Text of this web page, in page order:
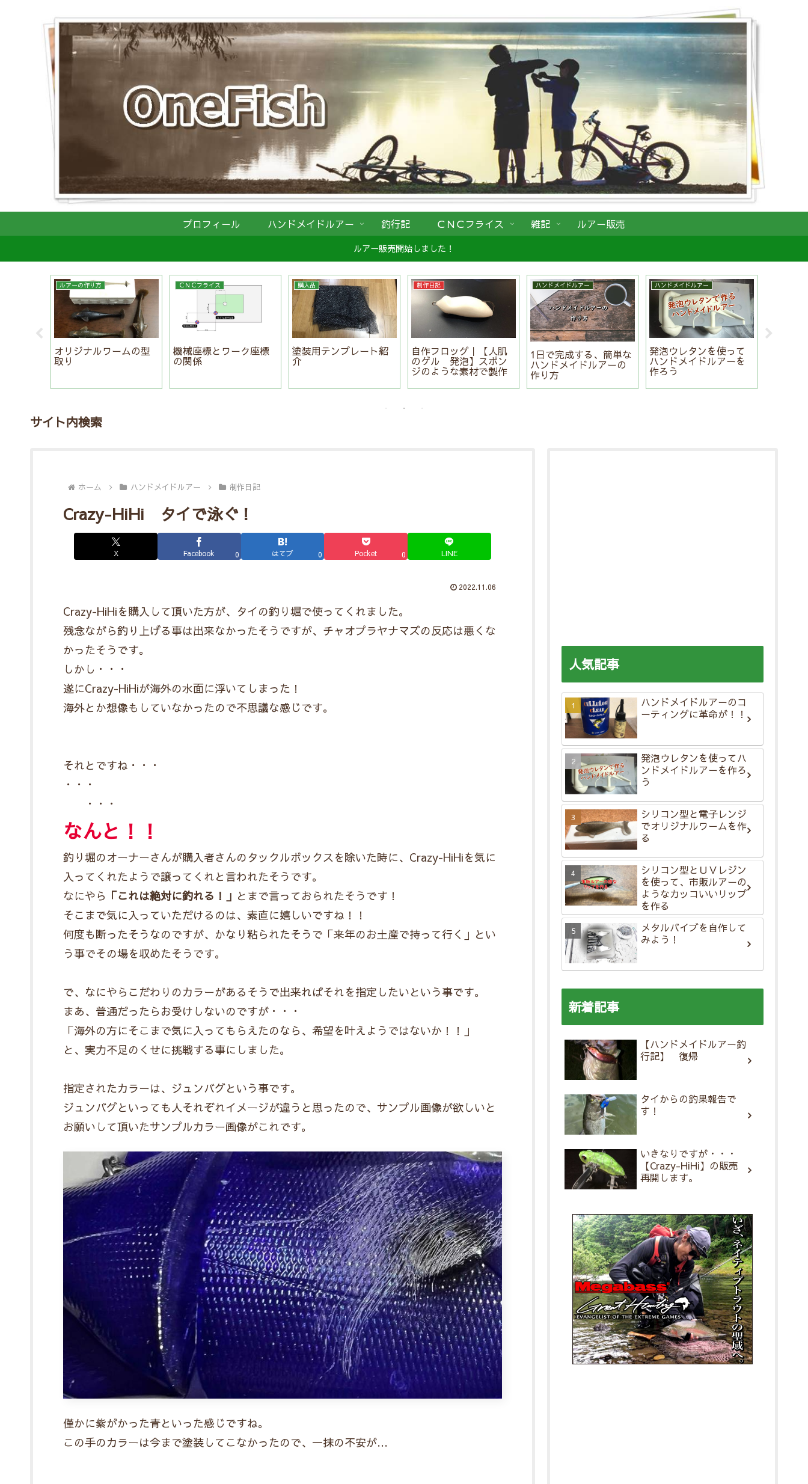
プロフィール ハンドメイドルアー 釣行記 ＣＮＣフライス 雑記 ルアー販売
ルアー販売開始しました！
ルアーの作り方
オリジナルワームの型
取り
ＣＮＣフライス
機械座標とワーク座標
の関係
購入品
塗装用テンプレート紹
介
制作日記
自作フロッグ｜【人肌
のゲル 発泡】スポン
ジのような素材で製作
ハンドメイドルアー
1日で完成する、簡単な
ハンドメイドルアーの
作り方
ハンドメイドルアー
発泡ウレタンを使って
ハンドメイドルアーを
作ろう
サイト内検索
ホーム ハンドメイドルアー 制作日記
Crazy-HiHi タイで泳ぐ！
X Facebook 0 はてブ 0 Pocket 0 LINE
2022.11.06
Crazy-HiHiを購入して頂いた方が、タイの釣り堀で使ってくれました。
残念ながら釣り上げる事は出来なかったそうですが、チャオプラヤナマズの反応は悪くな
かったそうです。
しかし・・・
遂にCrazy-HiHiが海外の水面に浮いてしまった！
海外とか想像もしていなかったので不思議な感じです。
それとですね・・・
・・・
・・・
なんと！！
釣り堀のオーナーさんが購入者さんのタックルボックスを除いた時に、Crazy-HiHiを気に
入ってくれたようで譲ってくれと言われたそうです。
なにやら 「これは絶対に釣れる！」 とまで言っておられたそうです！
そこまで気に入っていただけるのは、素直に嬉しいですね！！
何度も断ったそうなのですが、かなり粘られたそうで「来年のお土産で持って行く」とい
う事でその場を収めたそうです。
で、なにやらこだわりのカラーがあるそうで出来ればそれを指定したいという事です。
まあ、普通だったらお受けしないのですが・・・
「海外の方にそこまで気に入ってもらえたのなら、希望を叶えようではないか！！」
と、実力不足のくせに挑戦する事にしました。
指定されたカラーは、ジュンバグという事です。
ジュンバグといっても人それぞれイメージが違うと思ったので、サンプル画像が欲しいと
お願いして頂いたサンプルカラー画像がこれです。
僅かに紫がかった青といった感じですね。
この手のカラーは今まで塗装してこなかったので、一抹の不安が…
人気記事
ハンドメイドルアーのコ
ーティングに革命が！！
発泡ウレタンを使ってハ
ンドメイドルアーを作ろ
う
シリコン型と電子レンジ
でオリジナルワームを作
る
シリコン型とＵＶレジン
を使って、市販ルアーの
ようなカッコいいリップ
を作る
メタルバイブを自作して
みよう！
新着記事
【ハンドメイドルアー釣
行記】 復帰
タイからの釣果報告で
す！
いきなりですが・・・
【Crazy-HiHi】の販売
再開します。